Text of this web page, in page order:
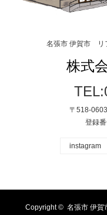
名張市 伊賀市 リ
株式
〒518-
登録
instagram
Copyright © 名張市 伊